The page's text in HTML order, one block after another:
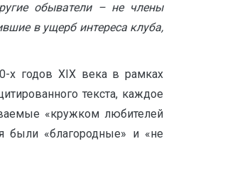
обыватели – не члены
в ущерб интереса клуба,
х годов XIX века в рамках
текста, каждое
«кружком любителей
были «благородные» и «не